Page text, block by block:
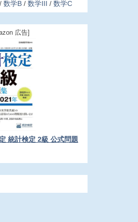
数学B 数学III 数学C
広告]
統計検定 2級 公式問題